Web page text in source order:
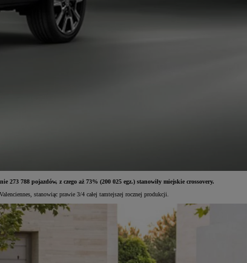
788 pojazdów, z czego aż 73% (200 025 egz.) stanowiły miejskie crossovery.
stanowiąc prawie 3/4 całej tamtejszej rocznej produkcji.